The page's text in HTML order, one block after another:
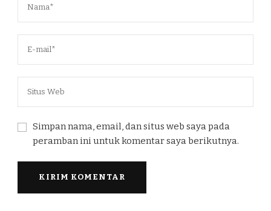
Simpan nama, email, dan situs web saya pada
peramban ini untuk komentar saya berikutnya.